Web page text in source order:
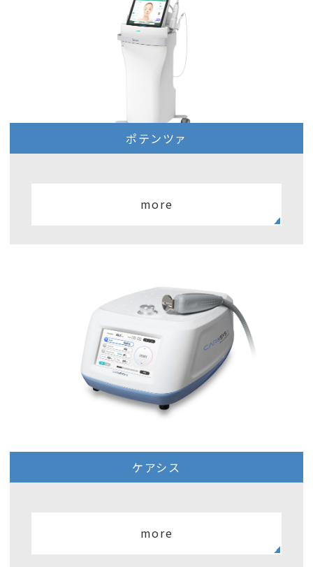
ポテンツァ
more
ケアシス
more